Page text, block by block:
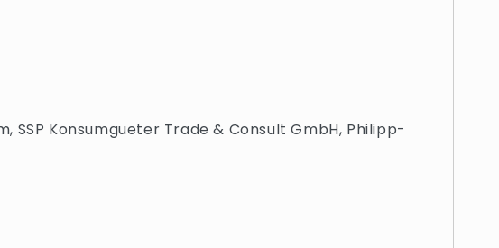
Konsumgueter Trade & Consult GmbH, Philipp-